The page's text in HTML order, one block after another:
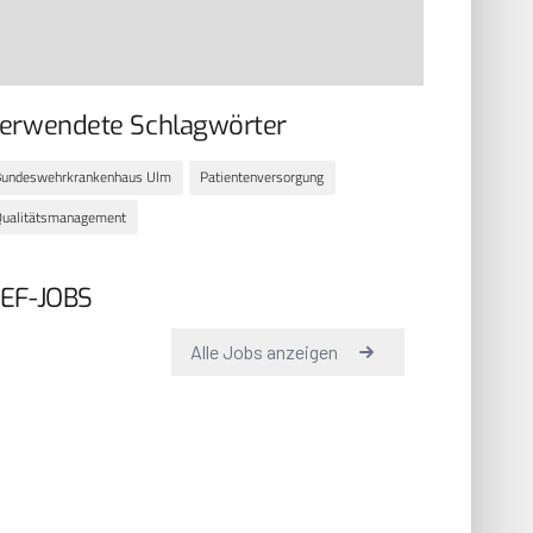
Schlagwörter
Ulm
Patientenversorgung
JOBS